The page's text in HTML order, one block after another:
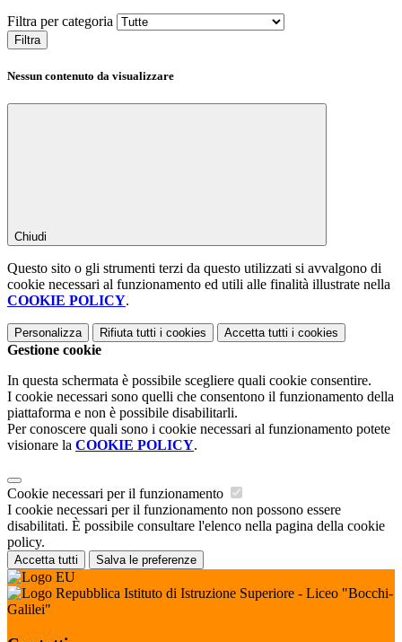
Filtra per categoria
Filtra
Nessun contenuto da visualizzare
Chiudi
Questo sito o gli strumenti terzi da questo utilizzati si avvalgono di
cookie necessari al funzionamento ed utili alle finalità illustrate nella
COOKIE POLICY.
Personalizza Rifiuta tutti i cookies Accetta tutti i cookies
Gestione cookie
In questa schermata è possibile scegliere quali cookie consentire.
I cookie necessari sono quelli che consentono il funzionamento della
piattaforma e non è possibile disabilitarli.
Per conoscere quali sono i cookie necessari al funzionamento potete
visionare la COOKIE POLICY.
Cookie necessari per il funzionamento
I cookie necessari per il funzionamento non possono essere
disabilitati. È possibile consultare l'elenco nella pagina della cookie
policy.
Accetta tutti Salva le preferenze
Istituto di Istruzione Superiore - Liceo "Bocchi-
Galilei"